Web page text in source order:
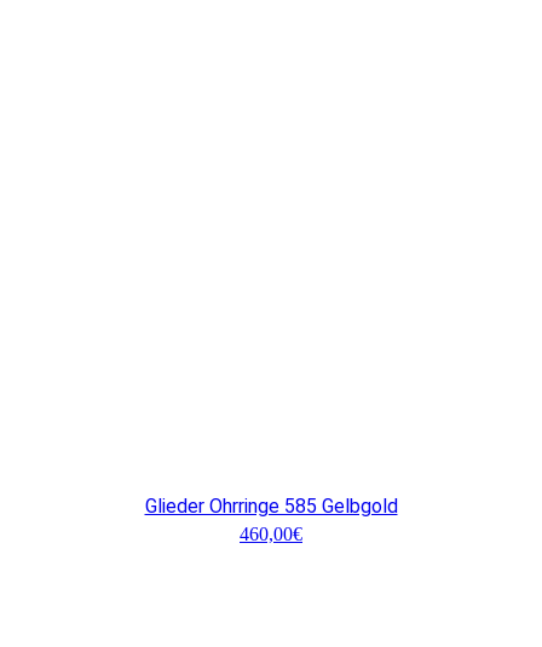
Glieder Ohrringe 585 Gelbgold
460,00€